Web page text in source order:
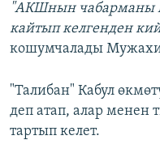
"АКШнын чабарманы
кайтып келгенден
кошумчалады
"Талибан" Кабул
деп атап, алар менен
тартып келет.